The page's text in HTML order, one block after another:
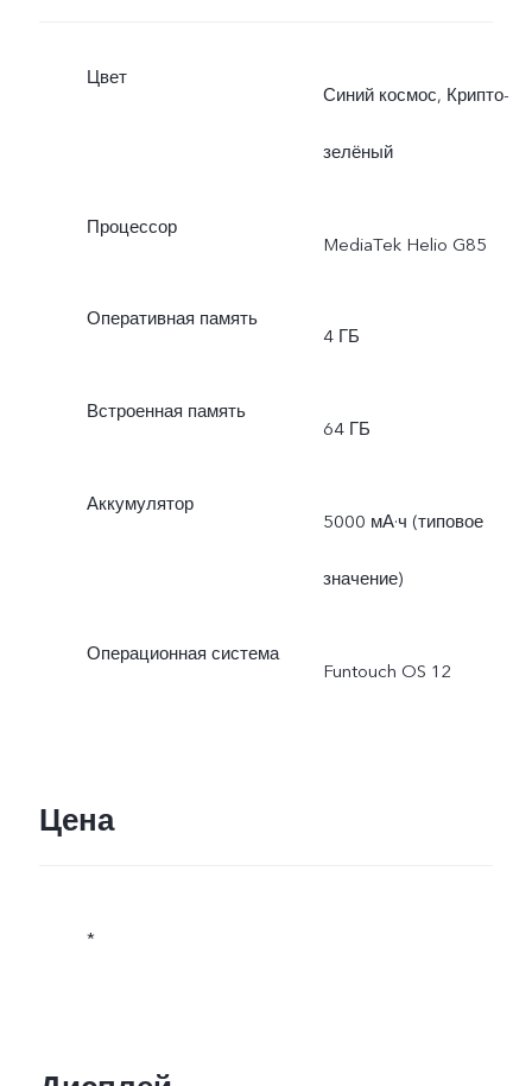
Цвет
Синий космос, Крипто-
зелёный
Процессор
MediaTek Helio G85
Оперативная память
4 ГБ
Встроенная память
64 ГБ
Аккумулятор
5000 мА·ч (типовое
значение)
Операционная система
Funtouch OS 12
Цена
*